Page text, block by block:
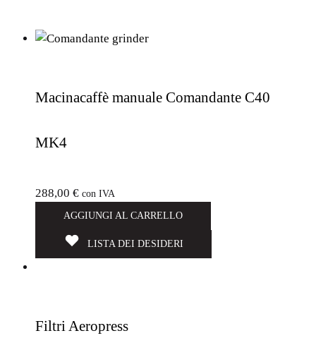
Macinacaffè manuale Comandante C40
MK4
288,00 € con IVA
AGGIUNGI AL CARRELLO
LISTA DEI DESIDERI
Filtri Aeropress